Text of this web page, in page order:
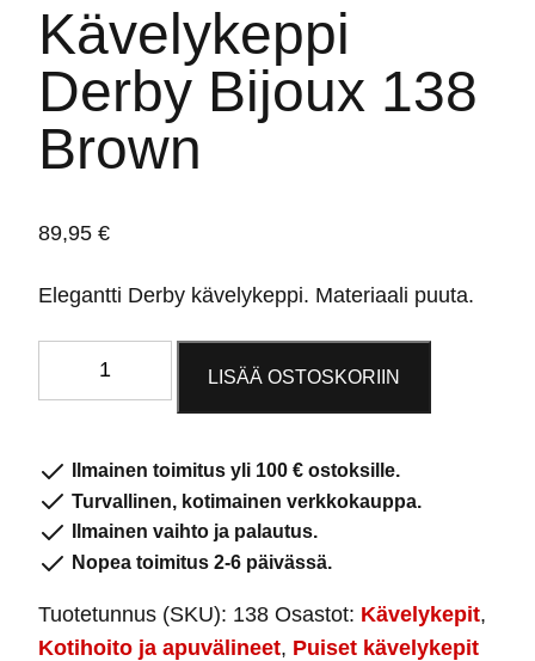
Kävelykeppi
Derby Bijoux 138
Brown
89,95 €
Elegantti Derby kävelykeppi. Materiaali puuta.
Brown
määrä
LISÄÄ OSTOSKORIIN
Ilmainen toimitus yli 100 € ostoksille.
Turvallinen, kotimainen verkkokauppa.
Ilmainen vaihto ja palautus.
Nopea toimitus 2-6 päivässä.
Tuotetunnus (SKU): 138 Osastot: Kävelykepit,
Kotihoito ja apuvälineet, Puiset kävelykepit